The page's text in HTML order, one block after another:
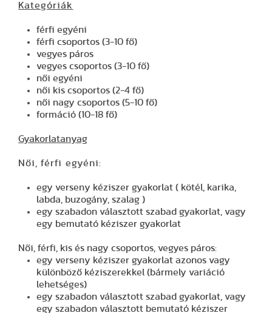
Kategóriák
férfi egyéni
férfi csoportos (3-10 fő)
vegyes páros
vegyes csoportos (3-10 fő)
női egyéni
női kis csoportos (2-4 fő)
női nagy csoportos (5-10 fő)
formáció (10-18 fő)
Gyakorlatanyag
Női, férfi egyéni:
egy verseny kéziszer gyakorlat ( kötél, karika,
labda, buzogány, szalag )
egy szabadon választott szabad gyakorlat, vagy
egy bemutató kéziszer gyakorlat
Női, férfi, kis és nagy csoportos, vegyes páros:
egy verseny kéziszer gyakorlat azonos vagy
különböző kéziszerekkel (bármely variáció
lehetséges)
egy szabadon választott szabad gyakorlat, vagy
egy szabadon választott bemutató kéziszer